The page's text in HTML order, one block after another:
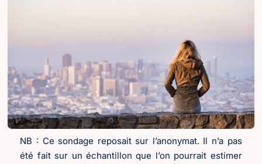
NB : Ce sondage reposait sur l’anonymat. Il n’a pas
été fait sur un échantillon que l’on pourrait estimer